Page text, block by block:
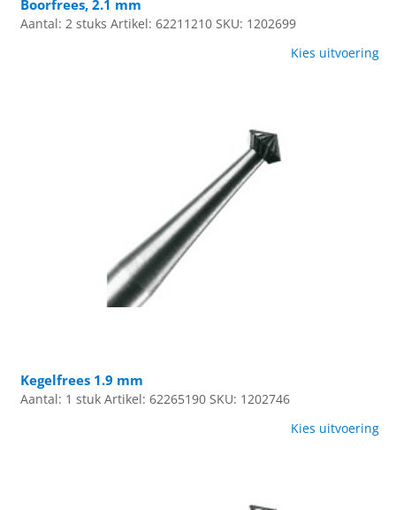
Boorfrees, 2.1 mm
Aantal: 2 stuks Artikel: 62211210 SKU: 1202699
Kies uitvoering
Kegelfrees 1.9 mm
Aantal: 1 stuk Artikel: 62265190 SKU: 1202746
Kies uitvoering